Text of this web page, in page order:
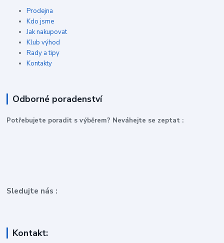
Prodejna
Kdo jsme
Jak nakupovat
Klub výhod
Rady a tipy
Kontakty
Odborné poradenství
Potřebujete poradit s výběrem? Neváhejte se zeptat :
Sledujte nás :
Kontakt: